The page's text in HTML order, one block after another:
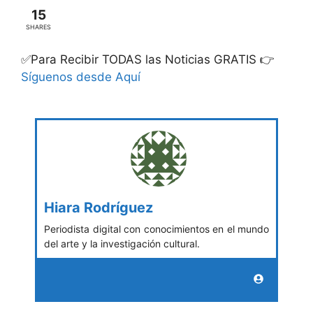
15
SHARES
✅Para Recibir TODAS las Noticias GRATIS 👉
Síguenos desde Aquí
Hiara Rodríguez
Periodista digital con conocimientos en el mundo
del arte y la investigación cultural.